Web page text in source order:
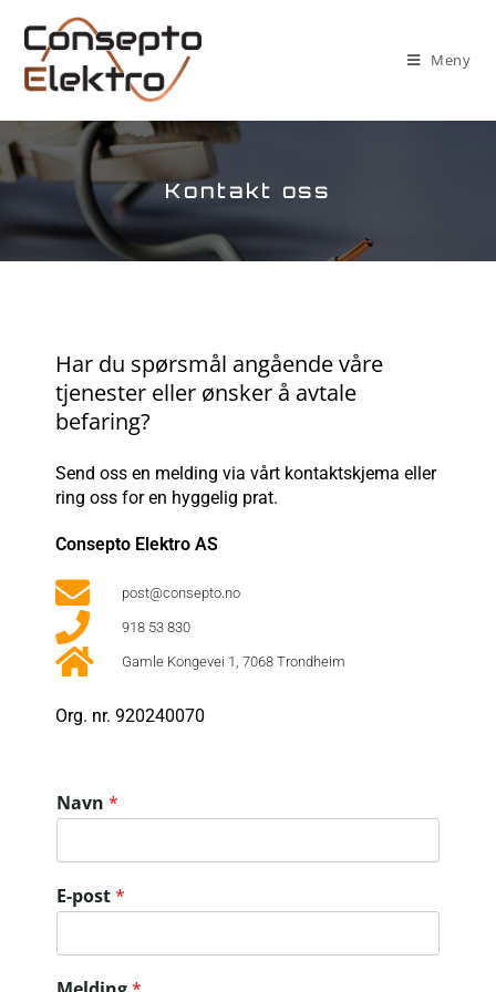
Meny
Kontakt oss
Har du spørsmål angående våre
tjenester eller ønsker å avtale
befaring?
Send oss en melding via vårt kontaktskjema eller
ring oss for en hyggelig prat.
Consepto Elektro AS
post@consepto.no
918 53 830
Gamle Kongevei 1, 7068 Trondheim
Org. nr. 920240070
Navn *
E-post*